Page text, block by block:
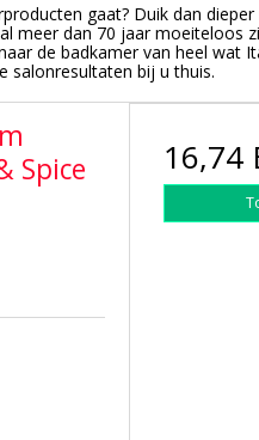
gaat? Duik dan
meer dan 70 jaar moeiteloos
de badkamer van heel wat
salonresultaten bij u thuis.
Spice
16,74